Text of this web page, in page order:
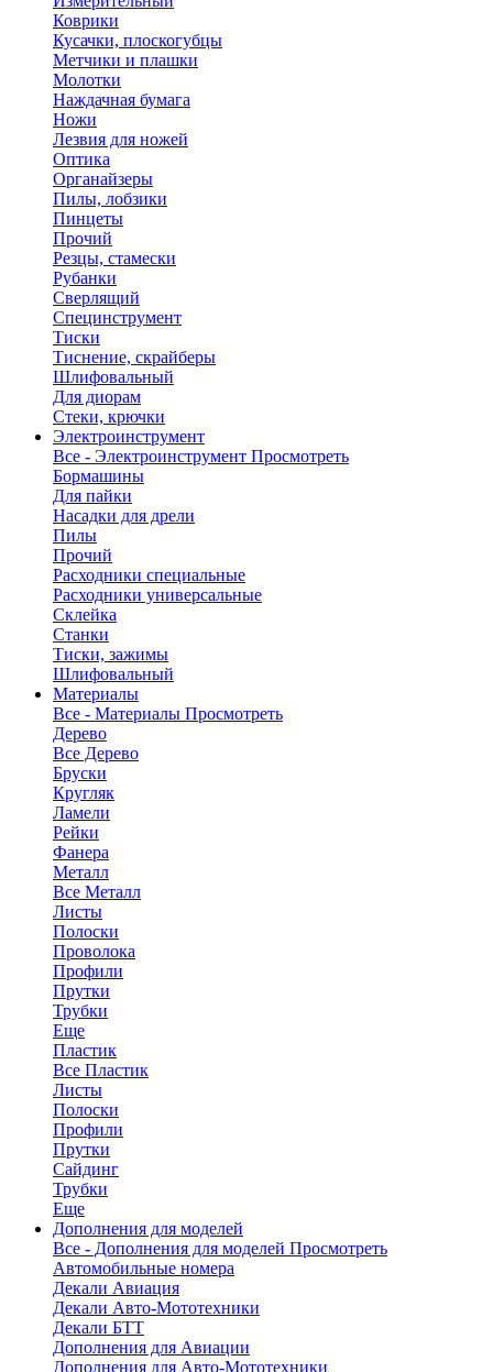
Коврики
Кусачки, плоскогубцы
Метчики и плашки
Молотки
Наждачная бумага
Ножи
Лезвия для ножей
Оптика
Органайзеры
Пилы, лобзики
Пинцеты
Прочий
Резцы, стамески
Рубанки
Сверлящий
Специнструмент
Тиски
Тиснение, скрайберы
Шлифовальный
Для диорам
Стеки, крючки
Электроинструмент
Все - Электроинструмент Просмотреть
Бормашины
Для пайки
Насадки для дрели
Пилы
Прочий
Расходники специальные
Расходники универсальные
Склейка
Станки
Тиски, зажимы
Шлифовальный
Материалы
Все - Материалы Просмотреть
Дерево
Все Дерево
Бруски
Кругляк
Ламели
Рейки
Фанера
Металл
Все Металл
Листы
Полоски
Проволока
Профили
Прутки
Трубки
Еще
Пластик
Все Пластик
Листы
Полоски
Профили
Прутки
Сайдинг
Трубки
Еще
Дополнения для моделей
Все - Дополнения для моделей Просмотреть
Автомобильные номера
Декали Авиация
Декали Авто-Мототехники
Декали БТТ
Дополнения для Авиации
Дополнения для Авто-Мототехники